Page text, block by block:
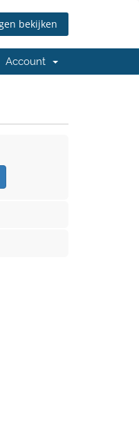
bekijken
Account